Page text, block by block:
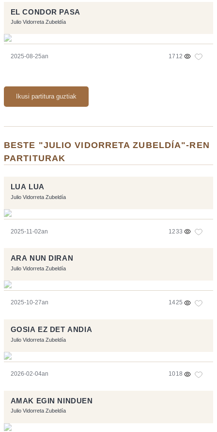
EL CONDOR PASA
Julio Vidorreta Zubeldía
2025-08-25an 1712
Ikusi partitura guztiak
BESTE "JULIO VIDORRETA ZUBELDÍA"-REN
PARTITURAK
LUA LUA
Julio Vidorreta Zubeldía
2025-11-02an 1233
ARA NUN DIRAN
Julio Vidorreta Zubeldía
2025-10-27an 1425
GOSIA EZ DET ANDIA
Julio Vidorreta Zubeldía
2026-02-04an 1018
AMAK EGIN NINDUEN
Julio Vidorreta Zubeldía